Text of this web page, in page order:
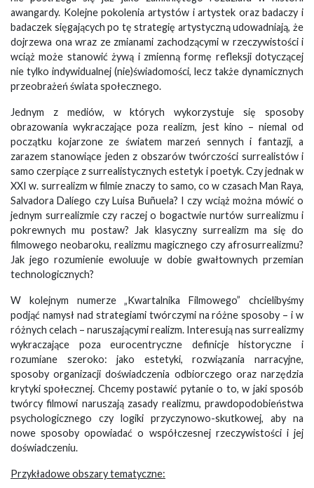
awangardy. Kolejne pokolenia artystów i artystek oraz badaczy i
badaczek sięgających po tę strategię artystyczną udowadniają, że
dojrzewa ona wraz ze zmianami zachodzącymi w rzeczywistości i
wciąż może stanowić żywą i zmienną formę refleksji dotyczącej
nie tylko indywidualnej (nie)świadomości, lecz także dynamicznych
przeobrażeń świata społecznego.
Jednym z mediów, w których wykorzystuje się sposoby
obrazowania wykraczające poza realizm, jest kino – niemal od
początku kojarzone ze światem marzeń sennych i fantazji, a
zarazem stanowiące jeden z obszarów twórczości surrealistów i
samo czerpiące z surrealistycznych estetyk i poetyk. Czy jednak w
XXI w. surrealizm w filmie znaczy to samo, co w czasach Man Raya,
Salvadora Dalíego czy Luisa Buñuela? I czy wciąż można mówić o
jednym surrealizmie czy raczej o bogactwie nurtów surrealizmu i
pokrewnych mu postaw? Jak klasyczny surrealizm ma się do
filmowego neobaroku, realizmu magicznego czy afrosurrealizmu?
Jak jego rozumienie ewoluuje w dobie gwałtownych przemian
technologicznych?
W kolejnym numerze „Kwartalnika Filmowego” chcielibyśmy
podjąć namysł nad strategiami twórczymi na różne sposoby – i w
różnych celach – naruszającymi realizm. Interesują nas surrealizmy
wykraczające poza eurocentryczne definicje historyczne i
rozumiane szeroko: jako estetyki, rozwiązania narracyjne,
sposoby organizacji doświadczenia odbiorczego oraz narzędzia
krytyki społecznej. Chcemy postawić pytanie o to, w jaki sposób
twórcy filmowi naruszają zasady realizmu, prawdopodobieństwa
psychologicznego czy logiki przyczynowo-skutkowej, aby na
nowe sposoby opowiadać o współczesnej rzeczywistości i jej
doświadczeniu.
Przykładowe obszary tematyczne: